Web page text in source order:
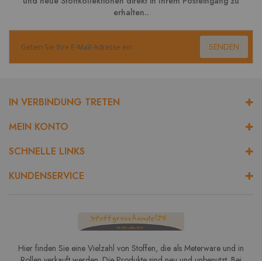
erhalten..
SENDEN
IN VERBINDUNG TRETEN
MEIN KONTO
SCHNELLE LINKS
KUNDENSERVICE
Hier finden Sie eine Vielzahl von Stoffen, die als Meterware und in